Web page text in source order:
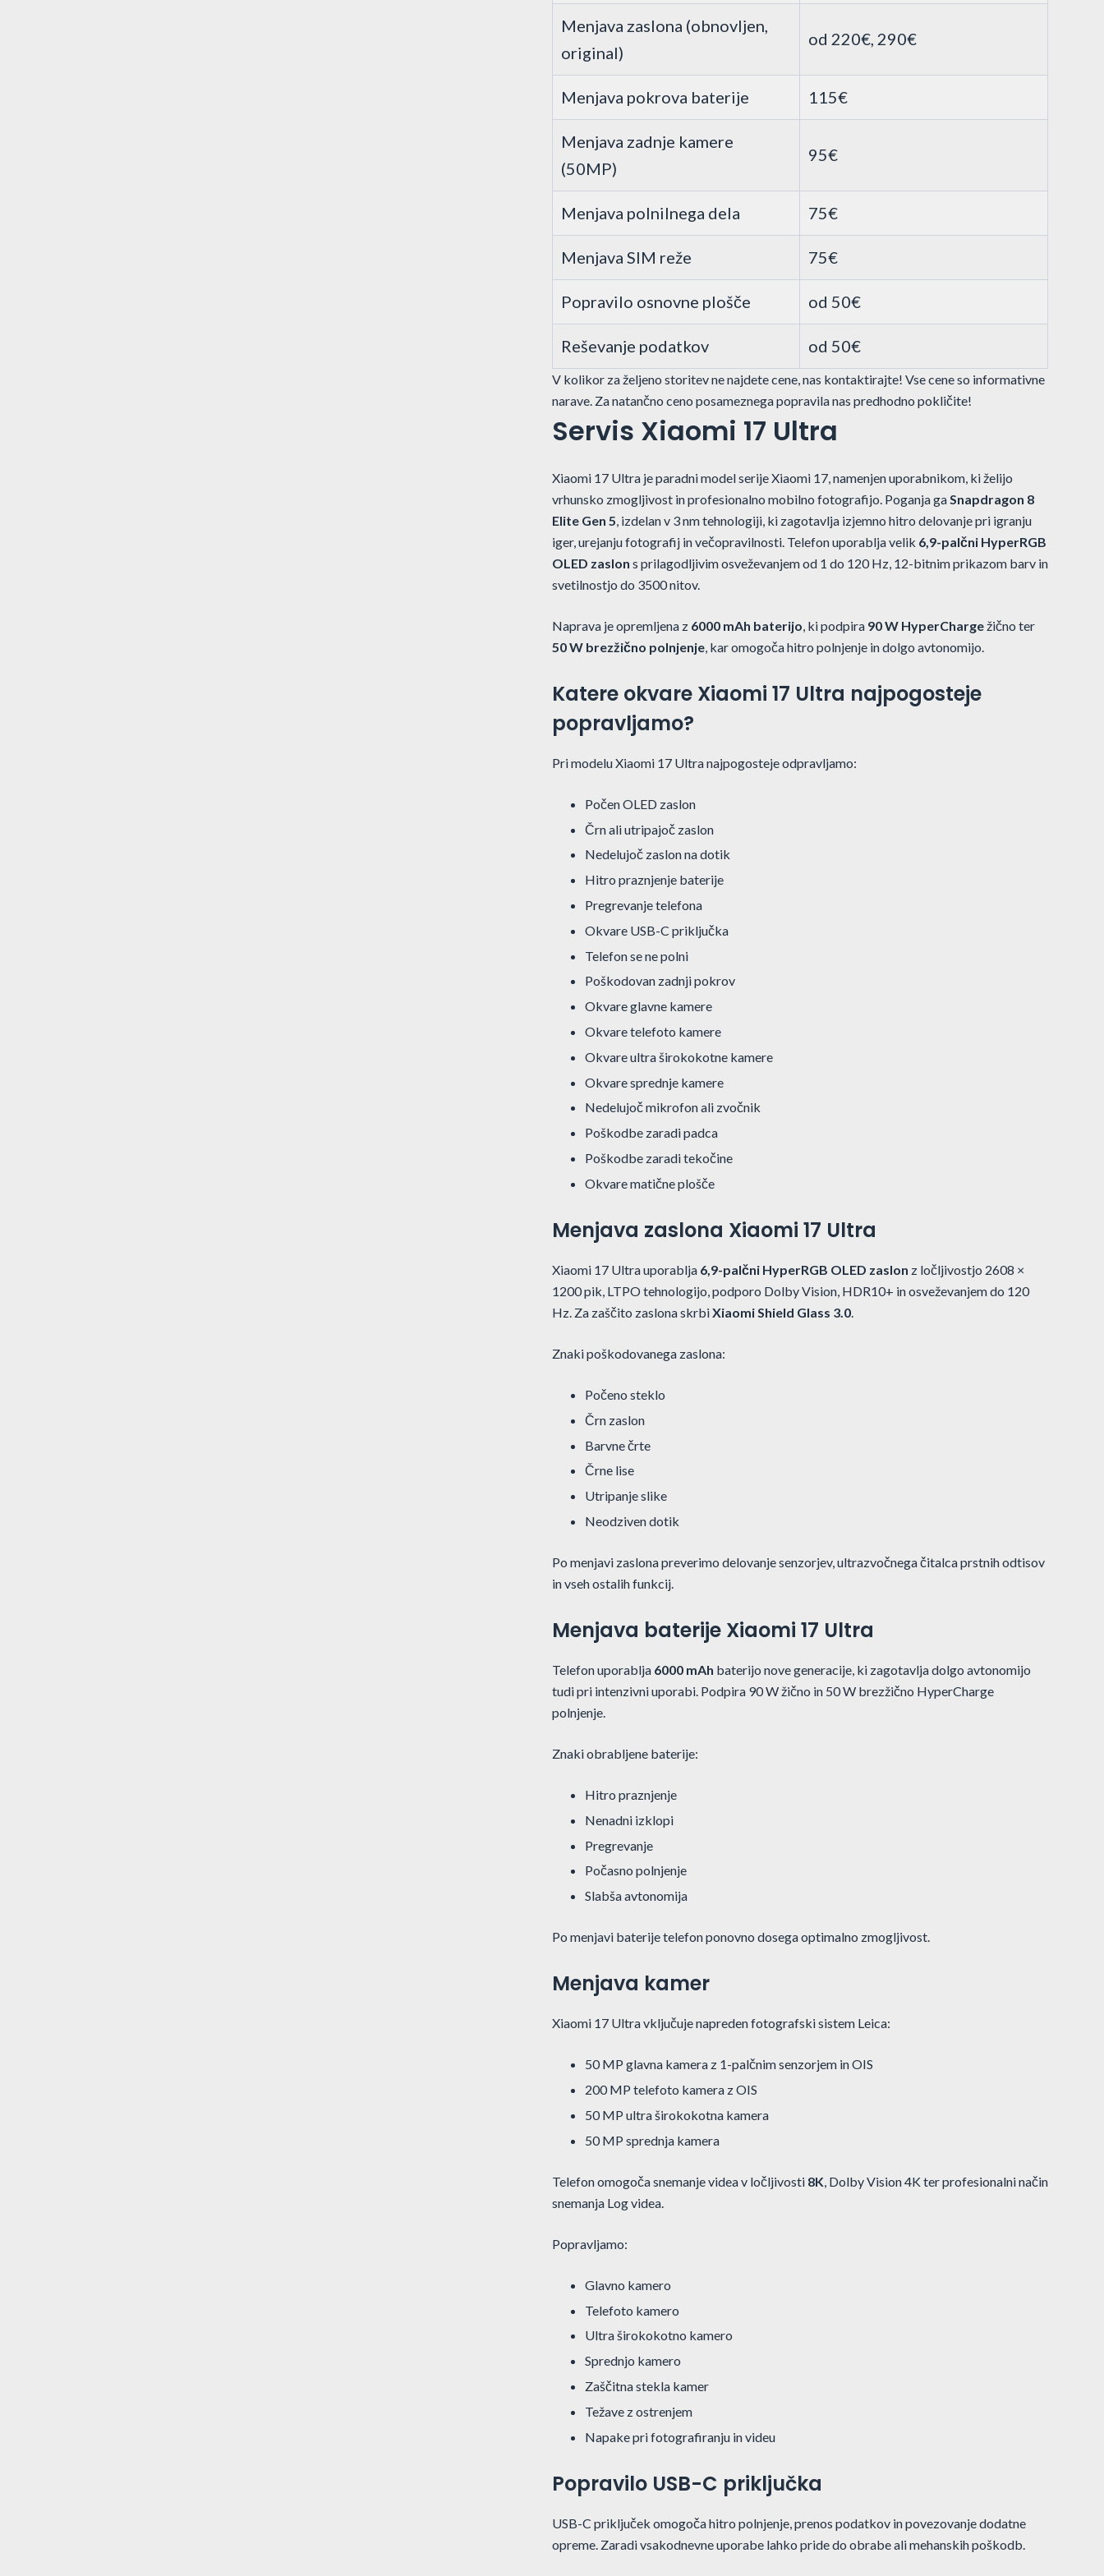
Menjava zaslona (obnovljen,
original)
od 220€, 290€
Menjava pokrova baterije 115€
Menjava zadnje kamere
(50MP)
95€
Menjava polnilnega dela 75€
Menjava SIM reže 75€
Popravilo osnovne plošče od 50€
Reševanje podatkov od 50€
V kolikor za željeno storitev ne najdete cene, nas kontaktirajte! Vse cene so informativne
narave. Za natančno ceno posameznega popravila nas predhodno pokličite!
Servis Xiaomi 17 Ultra
Xiaomi 17 Ultra je paradni model serije Xiaomi 17, namenjen uporabnikom, ki želijo
vrhunsko zmogljivost in profesionalno mobilno fotografijo. Poganja ga Snapdragon 8
Elite Gen 5 , izdelan v 3 nm tehnologiji, ki zagotavlja izjemno hitro delovanje pri igranju
iger, urejanju fotografij in večopravilnosti. Telefon uporablja velik 6,9-palčni HyperRGB
OLED zaslon s prilagodljivim osveževanjem od 1 do 120 Hz, 12-bitnim prikazom barv in
svetilnostjo do 3500 nitov.
Naprava je opremljena z 6000 mAh baterijo , ki podpira 90 W HyperChargežično ter
50 W brezžično polnjenje , kar omogoča hitro polnjenje in dolgo avtonomijo.
Katere okvare Xiaomi 17 Ultra najpogosteje
popravljamo?
Pri modelu Xiaomi 17 Ultra najpogosteje odpravljamo:
Počen OLED zaslon
Črn ali utripajoč zaslon
Nedelujoč zaslon na dotik
Hitro praznjenje baterije
Pregrevanje telefona
Okvare USB-C priključka
Telefon se ne polni
Poškodovan zadnji pokrov
Okvare glavne kamere
Okvare telefoto kamere
Okvare ultra širokokotne kamere
Okvare sprednje kamere
Nedelujoč mikrofon ali zvočnik
Poškodbe zaradi padca
Poškodbe zaradi tekočine
Okvare matične plošče
Menjava zaslona Xiaomi 17 Ultra
Xiaomi 17 Ultra uporablja 6,9-palčni HyperRGB OLED zaslon z ločljivostjo 2608 ×
1200 pik, LTPO tehnologijo, podporo Dolby Vision, HDR10+ in osveževanjem do 120
Hz. Za zaščito zaslona skrbiXiaomi Shield Glass 3.0.
Znaki poškodovanega zaslona:
Počeno steklo
Črn zaslon
Barvne črte
Črne lise
Utripanje slike
Neodziven dotik
Po menjavi zaslona preverimo delovanje senzorjev, ultrazvočnega čitalca prstnih odtisov
in vseh ostalih funkcij.
Menjava baterije Xiaomi 17 Ultra
Telefon uporablja 6000 mAh baterijo nove generacije, ki zagotavlja dolgo avtonomijo
tudi pri intenzivni uporabi. Podpira 90 W žično in 50 W brezžično HyperCharge
polnjenje.
Znaki obrabljene baterije:
Hitro praznjenje
Nenadni izklopi
Pregrevanje
Počasno polnjenje
Slabša avtonomija
Po menjavi baterije telefon ponovno dosega optimalno zmogljivost.
Menjava kamer
Xiaomi 17 Ultra vključuje napreden fotografski sistem Leica:
50 MP glavna kamera z 1-palčnim senzorjem in OIS
200 MP telefoto kamera z OIS
50 MP ultra širokokotna kamera
50 MP sprednja kamera
Telefon omogoča snemanje videa v ločljivosti 8K, Dolby Vision 4K ter profesionalni način
snemanja Log videa.
Popravljamo:
Glavno kamero
Telefoto kamero
Ultra širokokotno kamero
Sprednjo kamero
Zaščitna stekla kamer
Težave z ostrenjem
Napake pri fotografiranju in videu
Popravilo USB-C priključka
USB-C priključek omogoča hitro polnjenje, prenos podatkov in povezovanje dodatne
opreme. Zaradi vsakodnevne uporabe lahko pride do obrabe ali mehanskih poškodb.